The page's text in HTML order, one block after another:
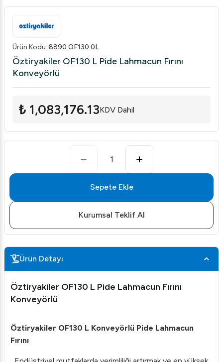
Ürün Kodu: 8890.OF130.0L
Öztiryakiler OF130 L Pide Lahmacun Fırını
Konveyörlü
₺ 1,083,176.13KDV Dahil
1
Sepete Ekle
Kurumsal Teklif Al
Ürün Detayı
Öztiryakiler OF130 L Pide Lahmacun Fırını
Konveyörlü
Öztiryakiler OF130 L Konveyörlü Pide Lahmacun
Fırını